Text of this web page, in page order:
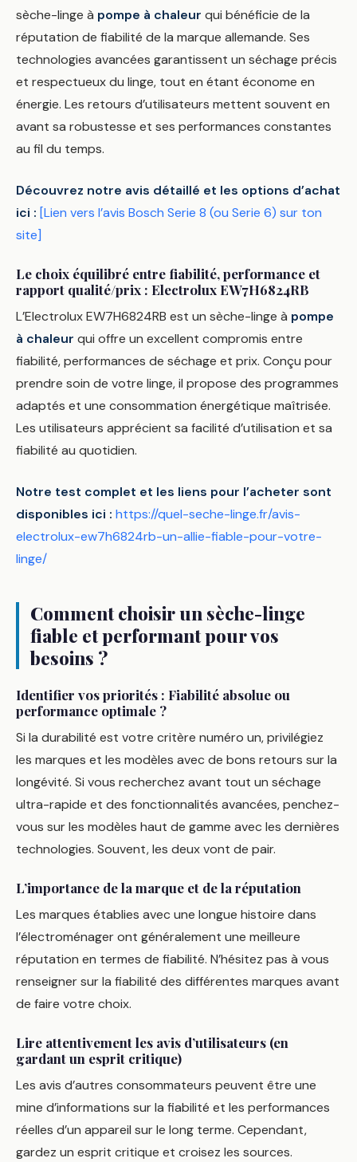
sèche-linge à pompe à chaleur qui bénéficie de la
réputation de fiabilité de la marque allemande. Ses
technologies avancées garantissent un séchage précis
et respectueux du linge, tout en étant économe en
énergie. Les retours d’utilisateurs mettent souvent en
avant sa robustesse et ses performances constantes
au fil du temps.
Découvrez notre avis détaillé et les options d’achat
ici : [Lien vers l’avis Bosch Serie 8 (ou Serie 6) sur ton
site]
Le choix équilibré entre fiabilité, performance et
rapport qualité/prix : Electrolux EW7H6824RB
L’Electrolux EW7H6824RB est un sèche-linge à pompe
à chaleur qui offre un excellent compromis entre
fiabilité, performances de séchage et prix. Conçu pour
prendre soin de votre linge, il propose des programmes
adaptés et une consommation énergétique maîtrisée.
Les utilisateurs apprécient sa facilité d’utilisation et sa
fiabilité au quotidien.
Notre test complet et les liens pour l’acheter sont
disponibles ici : https://quel-seche-linge.fr/avis-
electrolux-ew7h6824rb-un-allie-fiable-pour-votre-
linge/
Comment choisir un sèche-linge
fiable et performant pour vos
besoins ?
Identifier vos priorités : Fiabilité absolue ou
performance optimale ?
Si la durabilité est votre critère numéro un, privilégiez
les marques et les modèles avec de bons retours sur la
longévité. Si vous recherchez avant tout un séchage
ultra-rapide et des fonctionnalités avancées, penchez-
vous sur les modèles haut de gamme avec les dernières
technologies. Souvent, les deux vont de pair.
L’importance de la marque et de la réputation
Les marques établies avec une longue histoire dans
l’électroménager ont généralement une meilleure
réputation en termes de fiabilité. N’hésitez pas à vous
renseigner sur la fiabilité des différentes marques avant
de faire votre choix.
Lire attentivement les avis d’utilisateurs (en
gardant un esprit critique)
Les avis d’autres consommateurs peuvent être une
mine d’informations sur la fiabilité et les performances
réelles d’un appareil sur le long terme. Cependant,
gardez un esprit critique et croisez les sources.